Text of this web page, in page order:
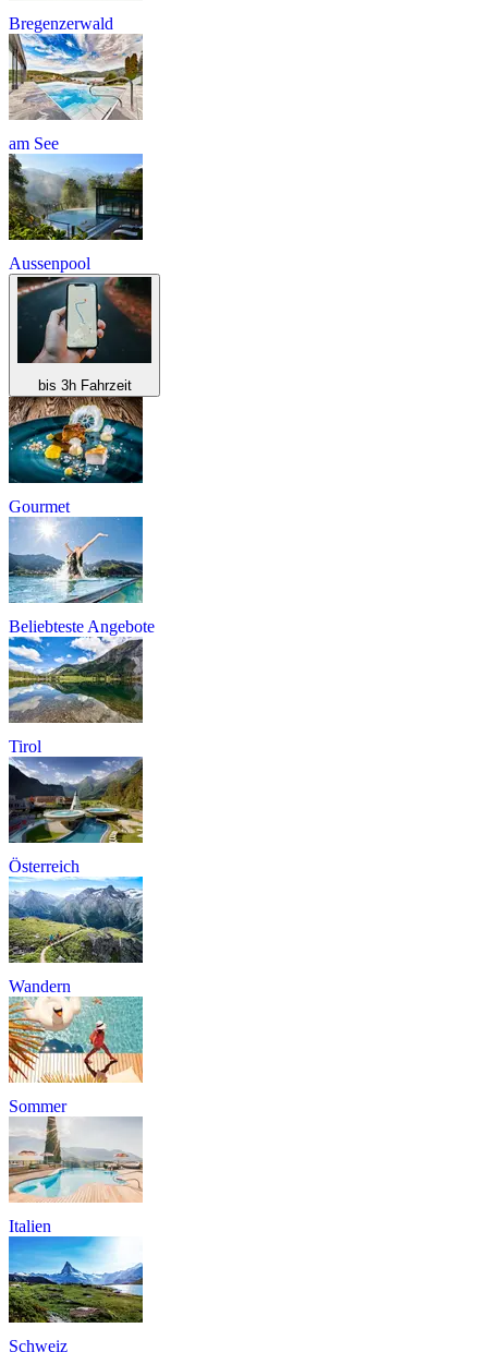
Bregenzerwald
am See
Aussenpool
bis 3h Fahrzeit
Gourmet
Beliebteste Angebote
Tirol
Österreich
Wandern
Sommer
Italien
Schweiz